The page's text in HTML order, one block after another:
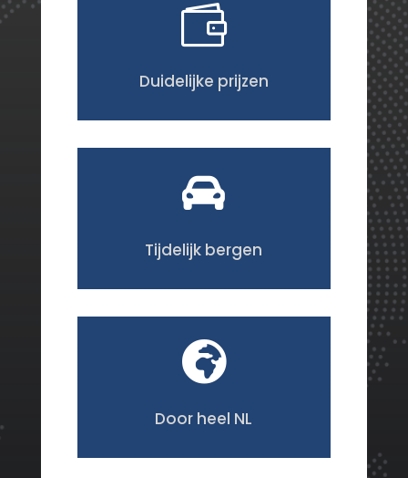

Duidelijke prijzen

Tijdelijk bergen

Door heel NL